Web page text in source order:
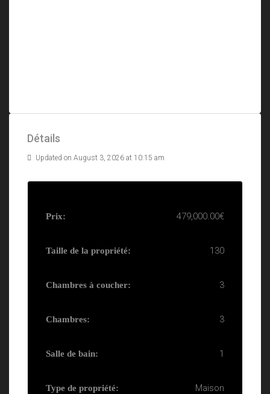
Détails
Updated on August 3, 2026 at 10:15 am
Prix: 479,000.00€
Taille de la propriété: 130
Chambres à coucher: 3
Chambres: 3
Salle de bain: 1
Type de propriété: Maison